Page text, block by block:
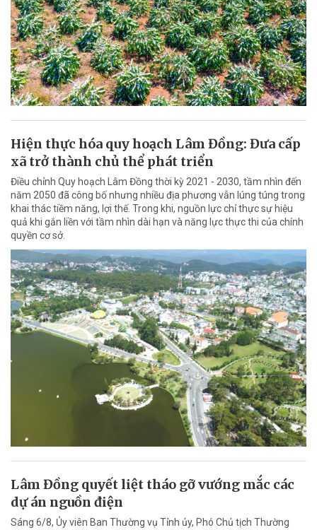
Hiện thực hóa quy hoạch Lâm Đồng: Đưa cấp
xã trở thành chủ thể phát triển
Điều chỉnh Quy hoạch Lâm Đồng thời kỳ 2021 - 2030, tầm nhìn đến
năm 2050 đã công bố nhưng nhiều địa phương vẫn lúng túng trong
khai thác tiềm năng, lợi thế. Trong khi, nguồn lực chỉ thực sự hiệu
quả khi gắn liền với tầm nhìn dài hạn và năng lực thực thi của chính
quyền cơ sở.
Lâm Đồng quyết liệt tháo gỡ vướng mắc các
dự án nguồn điện
Sáng 6/8, Ủy viên Ban Thường vụ Tỉnh ủy, Phó Chủ tịch Thường